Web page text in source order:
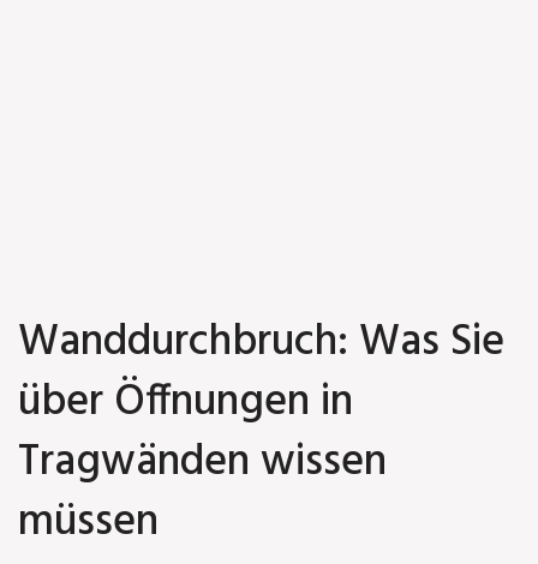
Wanddurchbruch: Was Sie
über Öffnungen in
Tragwänden wissen
müssen